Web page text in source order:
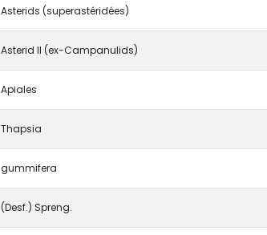
Asterids (superastéridées)
Asterid II (ex-Campanulids)
Apiales
Thapsia
gummifera
(Desf.) Spreng.